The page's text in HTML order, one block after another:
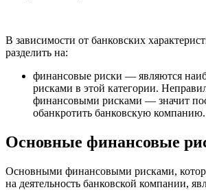
В зависимости от банковских
разделить на:
финансовые риски — являются
рисками в этой категории.
финансовыми рисками — значит
обанкротить банковскую компанию.
Основные финансовые
Основными финансовыми рисками,
на деятельность банковской компании,